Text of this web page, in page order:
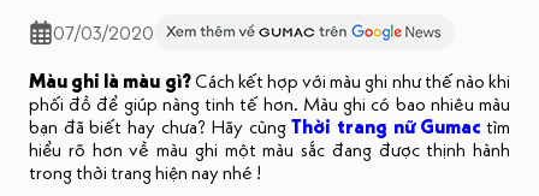
07/03/2020
Màu ghi là màu gì?Cách kết hợp với màu ghi như thế nào khi
phối đồ để giúp nàng tinh tế hơn. Màu ghi có bao nhiêu màu
bạn đã biết hay chưa? Hãy cùngThời trang nữ Gumac tìm
hiểu rõ hơn về màu ghi một màu sắc đang được thịnh hành
trong thời trang hiện nay nhé !